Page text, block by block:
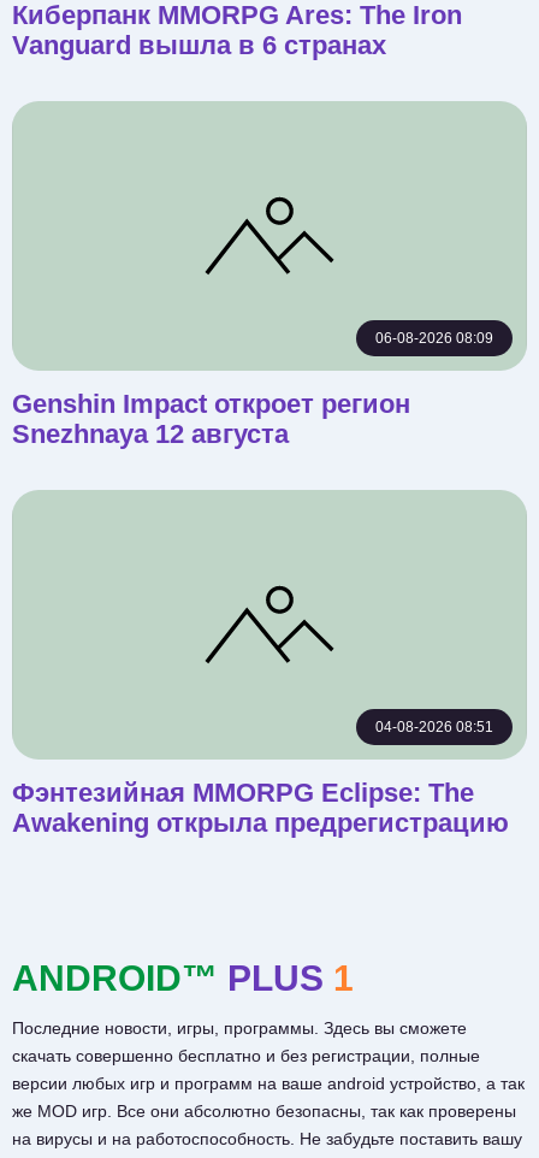
Киберпанк MMORPG Ares: The Iron
Vanguard вышла в 6 странах
06-08-2026 08:09
Genshin Impact откроет регион
Snezhnaya 12 августа
04-08-2026 08:51
Фэнтезийная MMORPG Eclipse: The
Awakening открыла предрегистрацию
ANDROID™ PLUS 1
Последние новости, игры, программы. Здесь вы сможете
скачать совершенно бесплатно и без регистрации, полные
версии любых игр и программ на ваше android устройство, а так
же MOD игр. Все они абсолютно безопасны, так как проверены
на вирусы и на работоспособность. Не забудьте поставить вашу